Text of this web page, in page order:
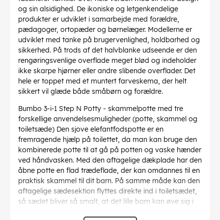
og sin alsidighed. De ikoniske og letgenkendelige
produkter er udviklet i samarbejde med forældre,
pædagoger, ortopæder og børnelæger. Modellerne er
udviklet med tanke på brugervenlighed, holdbarhed og
sikkerhed. På trods af det halvblanke udseende er den
rengøringsvenlige overflade meget blød og indeholder
ikke skarpe hjørner eller andre slibende overflader. Det
hele er toppet med et muntert farveskema, der helt
sikkert vil glæde både småbørn og forældre.
Bumbo 3-i-1 Step N Potty - skammelpotte med tre
forskellige anvendelsesmuligheder (potte, skammel og
toiletsæde) Den sjove elefantfodspotte er en
fremragende hjælp på toilettet, da man kan bruge den
kombinerede potte til at gå på potten og vaske hænder
ved håndvasken. Med den aftagelige dækplade har den
åbne potte en flad trædeflade, der kan omdannes til en
praktisk skammel til dit barn. På samme måde kan den
aftagelige sædesektion flyttes direkte ind i toiletsædet,
så sædet bliver så smalt, at det lille barn kan øve sig i